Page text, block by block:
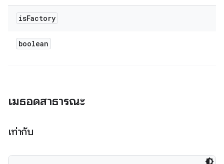
isFactory
boolean
เมธอดสาธารณะ
เท่ากับ